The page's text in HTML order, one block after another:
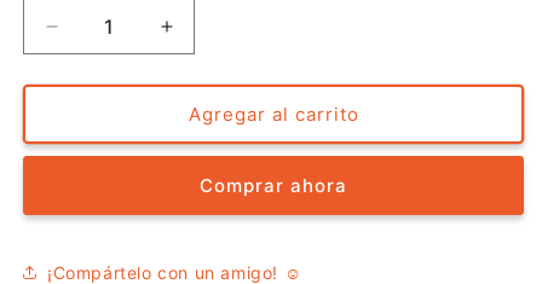
Reducir
cantidad
para
-
Colibrí
Gorgimorada
Aumentar
cantidad
para
Medias
-
Colibrí
Estrellita
Gorgimorada
Agregar al carrito
Comprar ahora
¡Compártelo con un amigo! ☺️